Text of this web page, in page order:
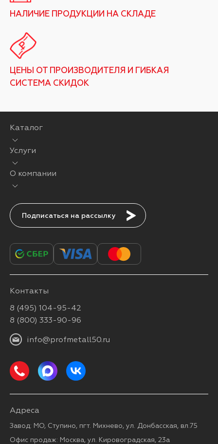
НАЛИЧИЕ ПРОДУКЦИИ НА СКЛАДЕ
ЦЕНЫ ОТ ПРОИЗВОДИТЕЛЯ И ГИБКАЯ
СИСТЕМА СКИДОК
Каталог
Услуги
О компании
Подписаться
Контакты
8 (495) 104-95-42
8 (800) 333-90-96
info@profmetall50.ru
Адреса
Завод: МО, Ступино, пгт. Михнево, ул. Донбасская, вл.75
Офис продаж: Москва, ул. Кировоградская, 23а